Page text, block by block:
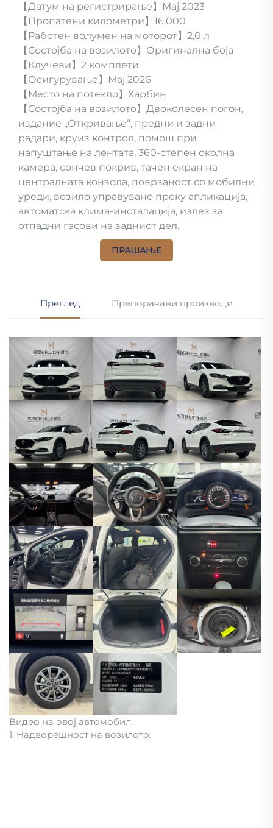
【Датум на регистрирање】Мај 2023
【Пропатени километри】16.000
【Работен волумен на моторот】2,0 л
【Состојба на возилото】Оригинална боја
【Клучеви】2 комплети
【Осигурување】Мај 2026
【Место на потекло】Харбин
【Состојба на возилото】Двоколесен погон,
издание „Откривање“, предни и задни
радари, круиз контрол, помош при
напуштање на лентата, 360-степен околна
камера, сончев покрив, тачен екран на
централната конзола, поврзаност со мобилни
уреди, возило управувано преку апликација,
автоматска клима-инсталација, излез за
отпадни гасови на задниот дел.
ПРАШАЊЕ
Преглед Препорачани производи
Видео на овој автомобил:
1. Надворешност на возилото: